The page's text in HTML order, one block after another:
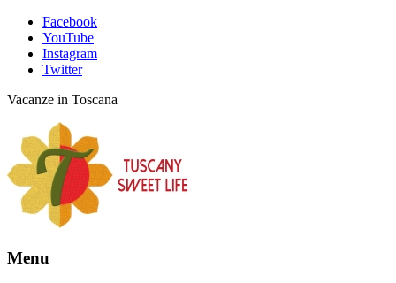
Facebook
YouTube
Instagram
Twitter
Vacanze in Toscana
Menu